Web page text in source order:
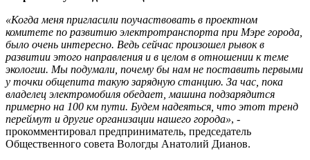
«Когда меня пригласили поучаствовать в проектном
комитете по развитию электротранспорта при Мэре города,
было очень интересно. Ведь сейчас произошел рывок в
развитии этого направления и в целом в отношении к теме
экологии. Мы подумали, почему бы нам не поставить первыми
у точки общепита такую зарядную станцию. За час, пока
владелец электромобиля обедает, машина подзарядится
примерно на 100 км пути. Будем надеяться, что этот тренд
переймут и другие организации нашего города», -
прокомментировал предприниматель, председатель
Общественного совета Вологды Анатолий Дианов.